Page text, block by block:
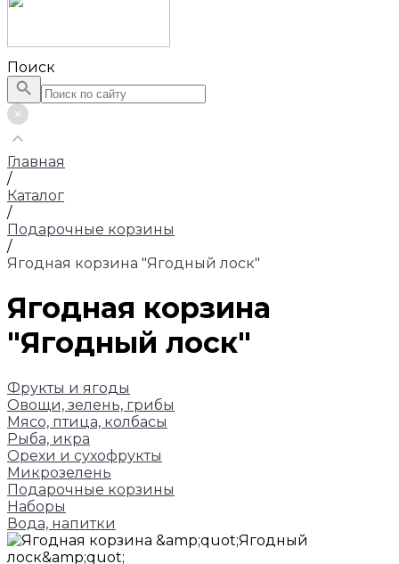
Поиск
Главная
/
Каталог
/
Подарочные корзины
/
Ягодная корзина "Ягодный лоск"
Ягодная корзина
"Ягодный лоск"
Фрукты и ягоды
Овощи, зелень, грибы
Мясо, птица, колбасы
Рыба, икра
Орехи и сухофрукты
Микрозелень
Подарочные корзины
Наборы
Вода, напитки